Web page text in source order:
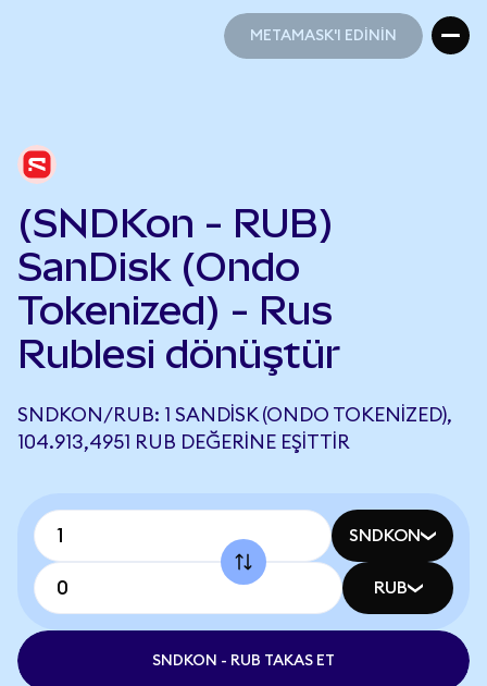
METAMASK'I EDİNİN
(SNDKon - RUB)
SanDisk (Ondo
Tokenized) - Rus
Rublesi dönüştür
SNDKON/RUB: 1 SANDISK (ONDO TOKENIZED),
104.913,4951 RUB DEĞERINE EŞITTIR
SNDKON
RUB
SNDKON - RUB TAKAS ET